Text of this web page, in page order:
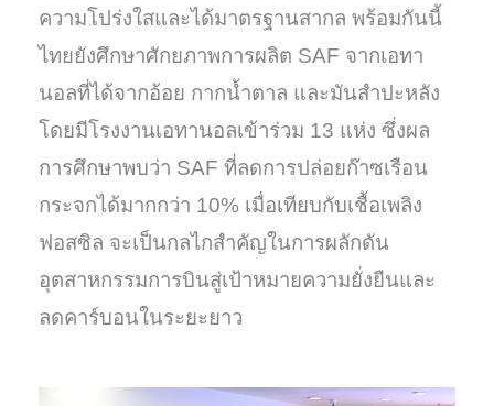
ความโปร่งใสและได้มาตรฐานสากล พร้อมกันนี้
ไทยยังศึกษาศักยภาพการผลิต SAF จากเอทา
นอลที่ได้จากอ้อย กากน้ำตาล และมันสำปะหลัง
โดยมีโรงงานเอทานอลเข้าร่วม 13 แห่ง ซึ่งผล
การศึกษาพบว่า SAF ที่ลดการปล่อยก๊าซเรือน
กระจกได้มากกว่า 10% เมื่อเทียบกับเชื้อเพลิง
ฟอสซิล จะเป็นกลไกสำคัญในการผลักดัน
อุตสาหกรรมการบินสู่เป้าหมายความยั่งยืนและ
ลดคาร์บอนในระยะยาว